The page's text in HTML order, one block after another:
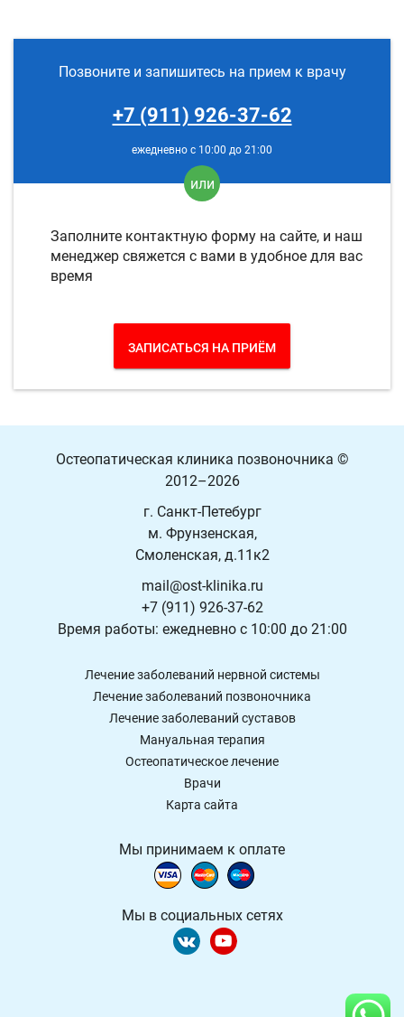
Позвоните и запишитесь на прием к врачу
+7 (911) 926-37-62
ежедневно с 10:00 до 21:00
или
Заполните контактную форму на сайте, и наш
менеджер свяжется с вами в удобное для вас
время
ЗАПИСАТЬСЯ НА ПРИЁМ
Остеопатическая клиника позвоночника ©
2012–2026
г. Санкт-Петебург
м. Фрунзенская,
Смоленская, д.11к2
mail@ost-klinika.ru
+7 (911) 926-37-62
Время работы: ежедневно с 10:00 до 21:00
Лечение заболеваний нервной системы
Лечение заболеваний позвоночника
Лечение заболеваний суставов
Мануальная терапия
Остеопатическое лечение
Врачи
Карта сайта
Мы принимаем к оплате
Мы в социальных сетях